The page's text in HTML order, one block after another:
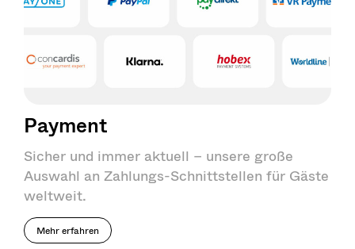
Payment
Sicher und immer aktuell – unsere große
Auswahl an Zahlungs-Schnittstellen für Gäste
weltweit.
Mehr erfahren